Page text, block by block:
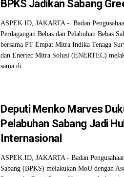
BPKS Jadikan Sabang
ASPEK.ID, JAKARTA - Badan
Perdagangan Bebas dan Pelabuhan Bebas
bersama PT Empat Mitra Indika Tenaga
dan Enertec Mitra Solusi (ENERTEC)
sama di ...
Deputi Menko Marves
Pelabuhan Sabang Jadi
Internasional
ASPEK.ID, JAKARTA - Badan
Sabang (BPKS) melakukan MoU dengan